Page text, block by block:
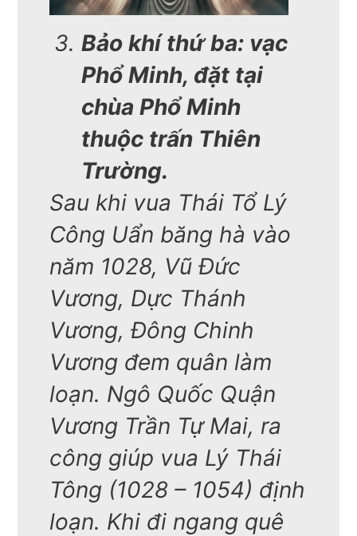
Bảo khí thứ ba: vạc
Phổ Minh, đặt tại
chùa Phổ Minh
thuộc trấn Thiên
Trường.
Sau khi vua Thái Tổ Lý
Công Uẩn băng hà vào
năm 1028, Vũ Đức
Vương, Dực Thánh
Vương, Đông Chinh
Vương đem quân làm
loạn. Ngô Quốc Quận
Vương Trần Tự Mai, ra
công giúp vua Lý Thái
Tông (1028 – 1054) định
loạn. Khi đi ngang quê